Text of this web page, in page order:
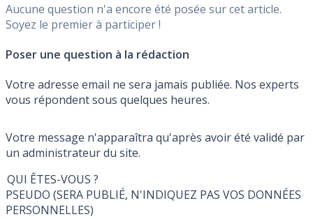
notamment des SCPI, des trackers et plus de 300 fonds.
Accessible à partir de 100€ seulement, avec des frais au
quoi satisfaire le plus grand nombre.
Aucune question n'a encore été posée sur cet article.
Soyez le premier à participer !
Poser une question à la rédaction
Votre adresse email ne sera jamais publiée. Nos experts
vous répondent sous quelques heures.
Votre message n'apparaîtra qu'après avoir été validé par
un administrateur du site.
QUI ÊTES-VOUS ?
PSEUDO (SERA PUBLIÉ, N'INDIQUEZ PAS VOS DONNÉES
PERSONNELLES)